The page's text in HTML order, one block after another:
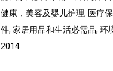
健康，美容及婴儿护理, 医疗
件, 家居用品和生活必需品, 环
2014